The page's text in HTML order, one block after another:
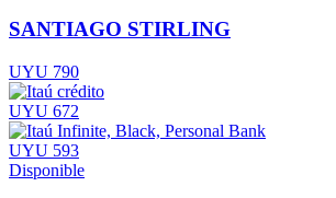
SANTIAGO STIRLING
UYU 790
UYU 672
UYU 593
Disponible